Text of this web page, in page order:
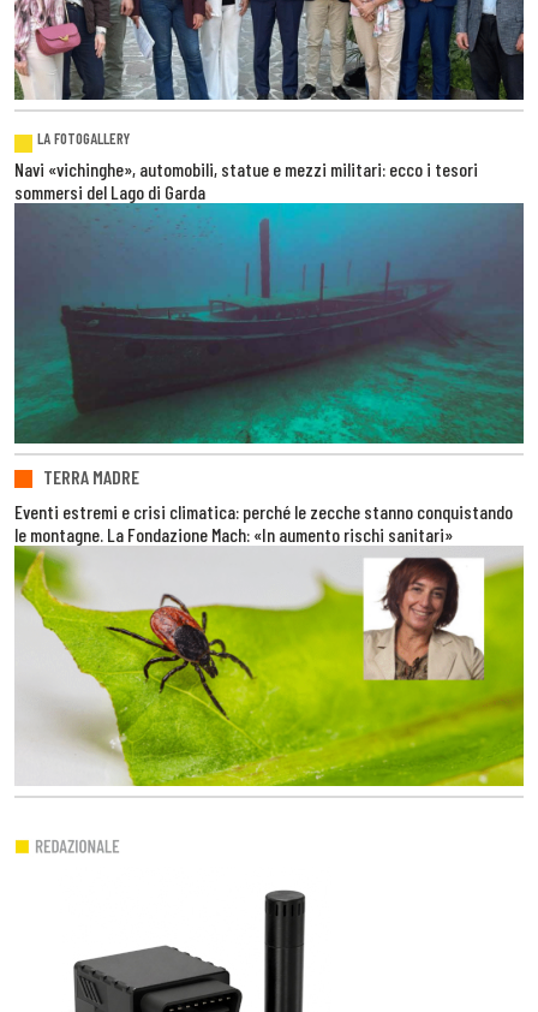
LA FOTOGALLERY
Navi «vichinghe», automobili, statue e mezzi militari: ecco i tesori
sommersi del Lago di Garda
TERRA MADRE
Eventi estremi e crisi climatica: perché le zecche stanno conquistando
le montagne. La Fondazione Mach: «In aumento rischi sanitari»